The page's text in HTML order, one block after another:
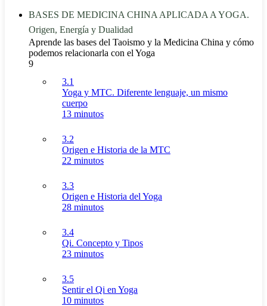
BASES DE MEDICINA CHINA APLICADA A YOGA.
Origen, Energía y Dualidad
Aprende las bases del Taoismo y la Medicina China y cómo
podemos relacionarla con el Yoga
9
3.1
Yoga y MTC. Diferente lenguaje, un mismo
cuerpo
13 minutos
3.2
Origen e Historia de la MTC
22 minutos
3.3
Origen e Historia del Yoga
28 minutos
3.4
Qi. Concepto y Tipos
23 minutos
3.5
Sentir el Qi en Yoga
10 minutos